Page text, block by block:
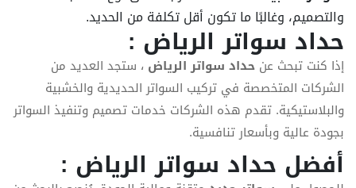
والتصميم، وغالبًا ما تكون أقل تكلفة من الحديد.
حداد سواتر الرياض :
إذا كنت تبحث عن حداد سواتر الرياض ، ستجد العديد من
الشركات المتخصصة في تركيب السواتر الحديدية والخشبية
والبلاستيكية. تقدم هذه الشركات خدمات تصميم وتنفيذ السواتر
بجودة عالية وبأسعار تنافسية.
أفضل حداد سواتر الرياض :